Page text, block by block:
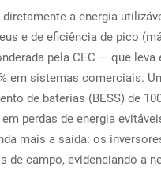
a energia
e de eficiência de pico
pela CEC — que
em sistemas comerciais.
de baterias (BESS) de
perdas de energia
mais a saída: os
de campo, evidenciando a